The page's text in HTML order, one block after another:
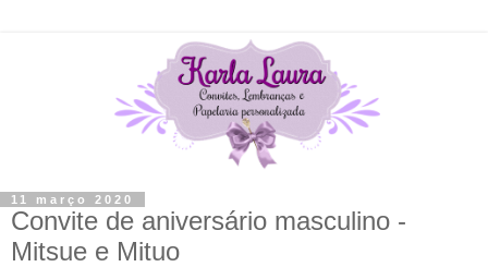
11 março 2020
Convite de aniversário masculino -
Mitsue e Mituo